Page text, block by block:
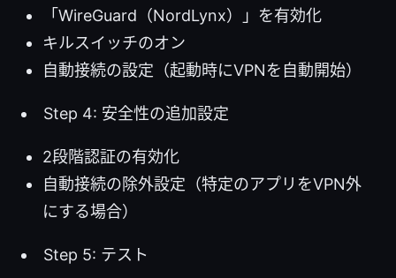
「WireGuard（NordLynx）」を有効化
キルスイッチのオン
自動接続の設定（起動時にVPNを自動開始）
Step 4: 安全性の追加設定
2段階認証の有効化
自動接続の除外設定（特定のアプリをVPN外
にする場合）
Step 5: テスト